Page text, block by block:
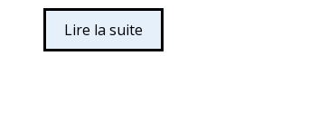
Lire la suite